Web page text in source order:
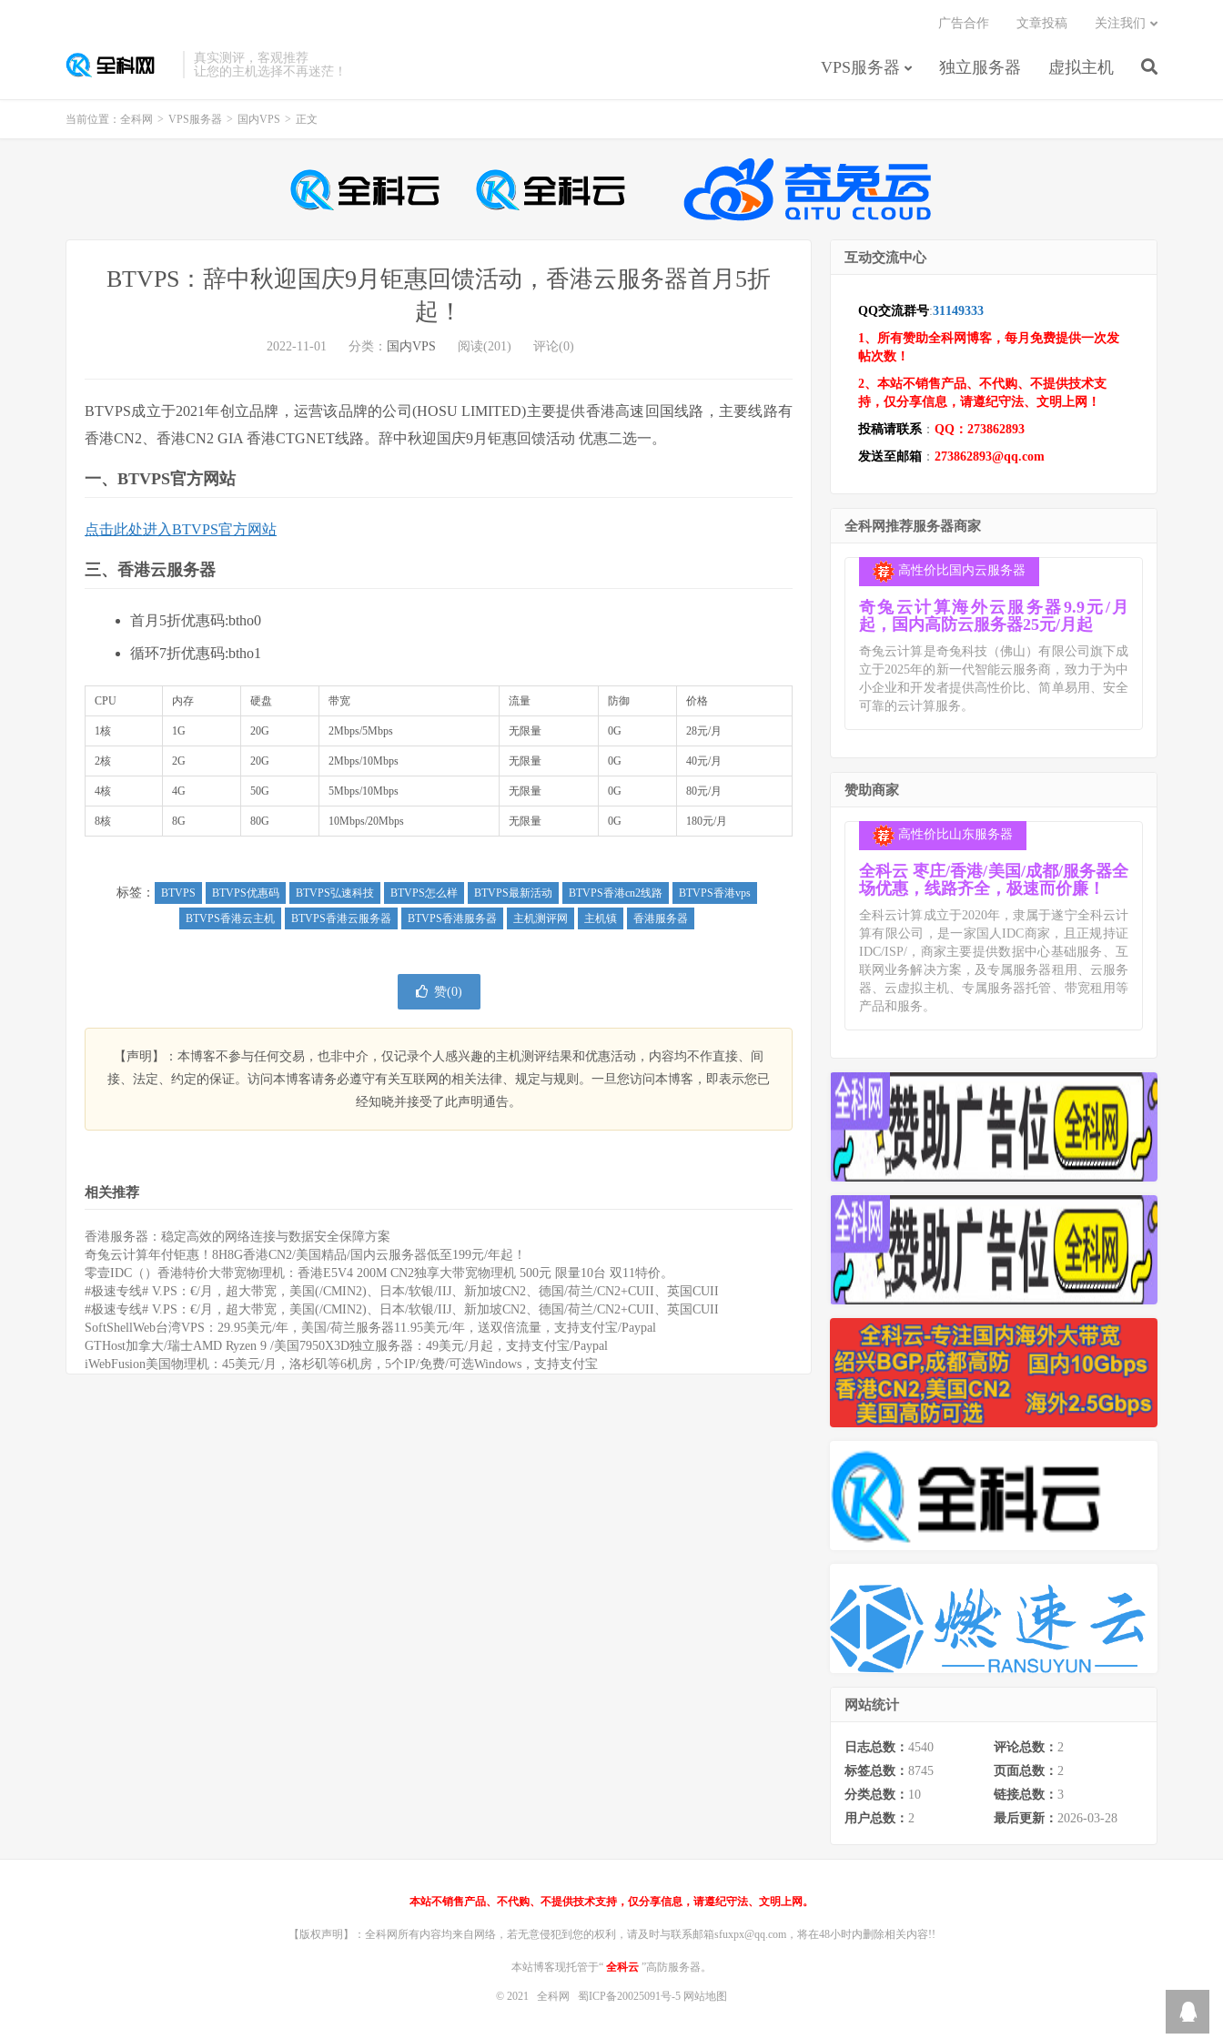
真实测评，客观推荐
让您的主机选择不再迷茫！
VPS服务器 独立服务器 虚拟主机
广告合作 文章投稿 关注我们
当前位置： 全科网 > VPS服务器 > 国内VPS > 正文
BTVPS：辞中秋迎国庆9月钜惠回馈活动，香港云服务器首月5折
起！
2022-11-01 分类： 国内VPS 阅读(201) 评论(0)
BTVPS成立于2021年创立品牌，运营该品牌的公司(HOSU LIMITED)主要提供香港高速回国线路，主要线路有
香港CN2、香港CN2 GIA 香港CTGNET线路。辞中秋迎国庆9月钜惠回馈活动 优惠二选一。
一、BTVPS官方网站
点击此处进入BTVPS官方网站
三、香港云服务器
首月5折优惠码:btho0
循环7折优惠码:btho1
CPU 内存 硬盘 带宽 流量 防御 价格
1核 1G 20G 2Mbps/5Mbps 无限量 0G 28元/月
2核 2G 20G 2Mbps/10Mbps 无限量 0G 40元/月
4核 4G 50G 5Mbps/10Mbps 无限量 0G 80元/月
8核 8G 80G 10Mbps/20Mbps 无限量 0G 180元/月
标签： BTVPS BTVPS优惠码 BTVPS弘速科技 BTVPS怎么样 BTVPS最新活动 BTVPS香港cn2线路
BTVPS香港vps
BTVPS香港云主机
BTVPS香港云服务器 BTVPS香港服务器 主机测评网 主机镇 香港服务器
赞(0)
【声明】：本博客不参与任何交易，也非中介，仅记录个人感兴趣的主机测评结果和优惠活动，内容均不作直接、间
接、法定、约定的保证。访问本博客请务必遵守有关互联网的相关法律、规定与规则。一旦您访问本博客，即表示您已
经知晓并接受了此声明通告。
相关推荐
香港服务器：稳定高效的网络连接与数据安全保障方案
奇兔云计算年付钜惠！8H8G香港CN2/美国精品/国内云服务器低至199元/年起！
零壹IDC（）香港特价大带宽物理机：香港E5V4 200M CN2独享大带宽物理机 500元 限量10台 双11特价。
#极速专线# V.PS：€/月，超大带宽，美国(/CMIN2)、日本/软银/IIJ、新加坡CN2、德国/荷兰/CN2+CUII、英国CUII
#极速专线# V.PS：€/月，超大带宽，美国(/CMIN2)、日本/软银/IIJ、新加坡CN2、德国/荷兰/CN2+CUII、英国CUII
SoftShellWeb台湾VPS：29.95美元/年，美国/荷兰服务器11.95美元/年，送双倍流量，支持支付宝/Paypal
GTHost加拿大/瑞士AMD Ryzen 9 /美国7950X3D独立服务器：49美元/月起，支持支付宝/Paypal
iWebFusion美国物理机：45美元/月，洛杉矶等6机房，5个IP/免费/可选Windows，支持支付宝
互动交流中心
QQ交流群号:31149333
1、所有赞助全科网博客，每月免费提供一次发
帖次数！
2、本站不销售产品、不代购、不提供技术支
持，仅分享信息，请遵纪守法、文明上网！
投稿请联系： QQ：273862893
发送至邮箱 ： 273862893@qq.com
全科网推荐服务器商家
高性价比国内云服务器
奇兔云计算海外云服务器9.9元/月
起，国内高防云服务器25元/月起
奇兔云计算是奇兔科技（佛山）有限公司旗下成
立于2025年的新一代智能云服务商，致力于为中
小企业和开发者提供高性价比、简单易用、安全
可靠的云计算服务。
赞助商家
高性价比山东服务器
全科云 枣庄/香港/美国/成都/服务器全
场优惠，线路齐全，极速而价廉！
全科云计算成立于2020年，隶属于遂宁全科云计
算有限公司，是一家国人IDC商家，且正规持证
IDC/ISP/，商家主要提供数据中心基础服务、互
联网业务解决方案，及专属服务器租用、云服务
器、云虚拟主机、专属服务器托管、带宽租用等
产品和服务。
网站统计
日志总数： 4540 评论总数： 2
标签总数： 8745 页面总数： 2
分类总数： 10 链接总数： 3
用户总数： 2 最后更新： 2026-03-28
本站不销售产品、不代购、不提供技术支持，仅分享信息，请遵纪守法、文明上网。
【版权声明】：全科网所有内容均来自网络，若无意侵犯到您的权利，请及时与联系邮箱sfuxpx@qq.com，将在48小时内删除相关内容!!
本站博客现托管于“ 全科云 ”高防服务器。
© 2021 全科网 蜀ICP备20025091号-5 网站地图